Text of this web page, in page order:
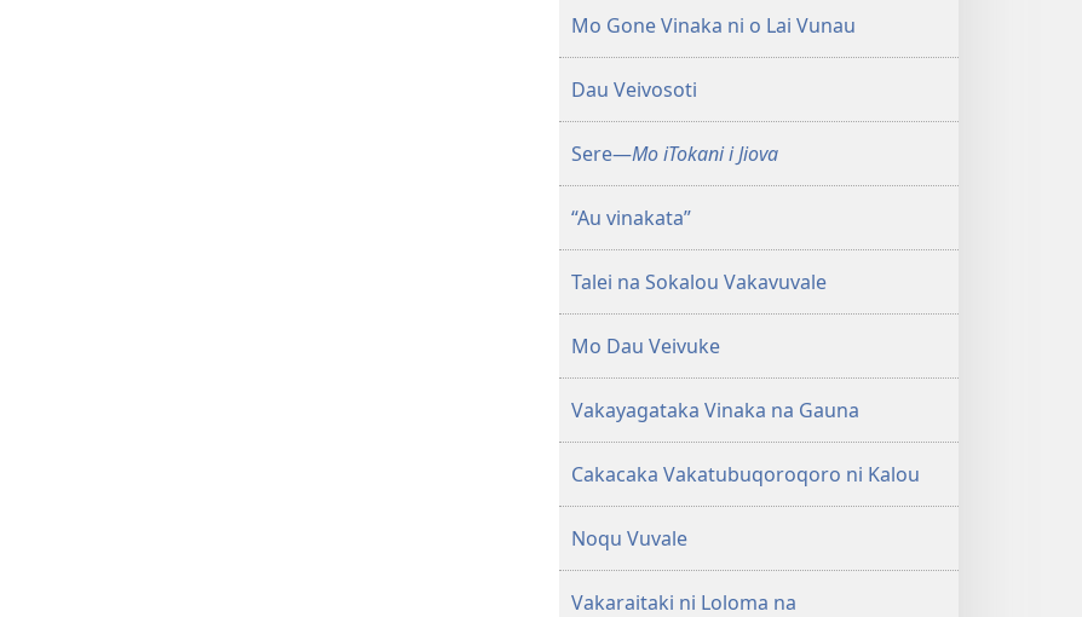
Mo Gone Vinaka ni o Lai Vunau
Dau Veivosoti
Sere​—Mo iTokani i Jiova
“Au vinakata”
Talei na Sokalou Vakavuvale
Mo Dau Veivuke
Vakayagataka Vinaka na Gauna
Cakacaka Vakatubuqoroqoro ni Kalou
Noqu Vuvale
Vakaraitaki ni Loloma na